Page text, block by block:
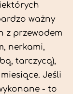
ważny
z przewodem
nerkami,
tarczycą),
Jeśli
- to